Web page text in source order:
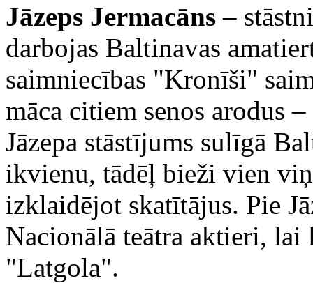
Jāzeps Jermacāns –
darbojas Baltinavas
saimniecības "Kronīši"
māca citiem senos arodus
Jāzepa stāstījums sulīgā
ikvienu, tādēļ bieži vien
izklaidējot skatītājus. Pie
Nacionālā teātra aktieri, lai
"Latgola".